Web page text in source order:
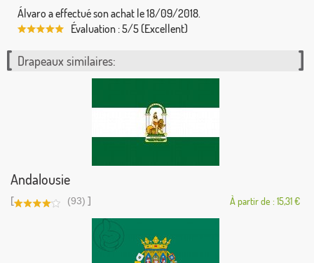
Álvaro a effectué son achat le 18/09/2018.
Évaluation : 5/5 (Excellent)
Drapeaux similaires:
Andalousie
[ (93) ] À partir de : 15,31 €